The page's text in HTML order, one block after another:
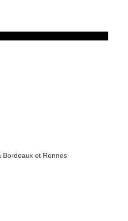
Bordeaux et Rennes